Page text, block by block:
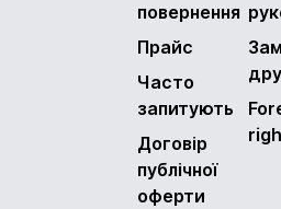
повернення
Прайс
Часто
запитують
Договір
публічної
оферти